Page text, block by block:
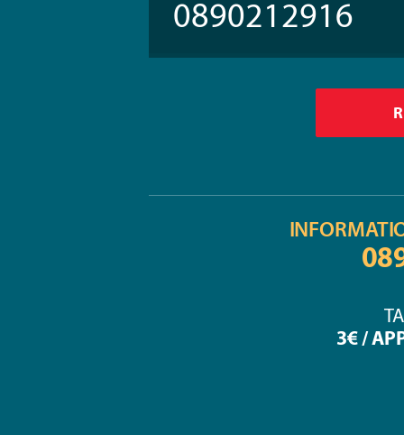
3€ /